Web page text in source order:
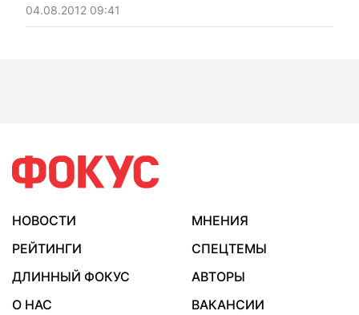
журнала "Фокус" Мария Жартовская
04.08.2012 09:41
НОВОСТИ
МНЕНИЯ
РЕЙТИНГИ
СПЕЦТЕМЫ
ДЛИННЫЙ ФОКУС
АВТОРЫ
О НАС
ВАКАНСИИ